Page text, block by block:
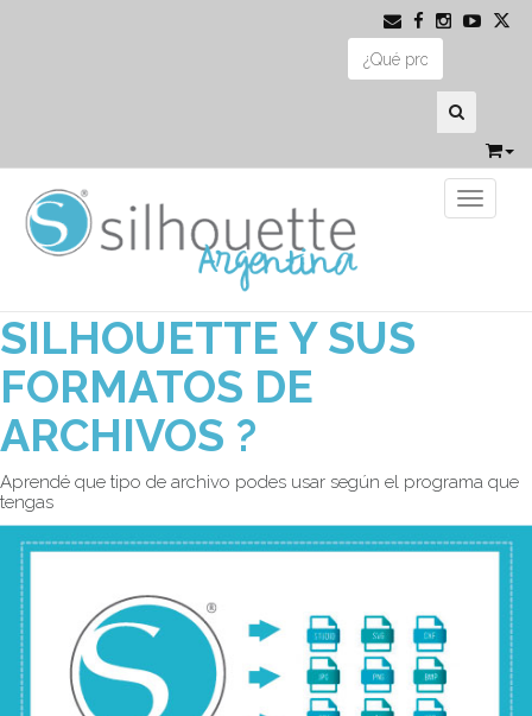
Toggle
SILHOUETTE Y SUS
FORMATOS DE
ARCHIVOS ?
Aprendé que tipo de archivo podes usar según el programa que
tengas